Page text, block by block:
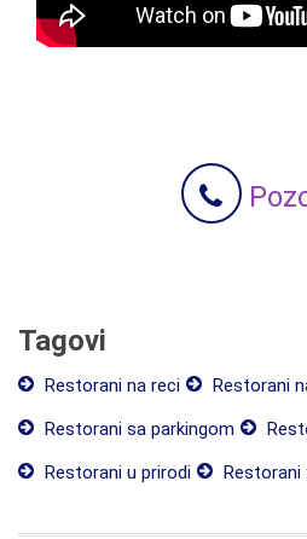
Tagovi
Restorani na reci
Restorani
Restorani sa parkingom
Restorani u prirodi
Restorani